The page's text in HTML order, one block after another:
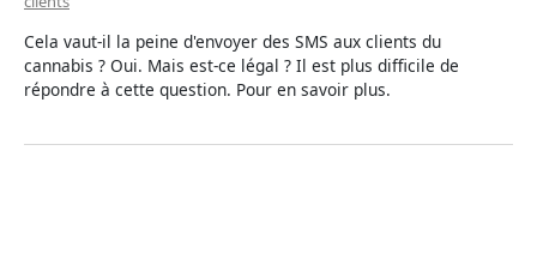
Cela vaut-il la peine d'envoyer des SMS aux clients du
cannabis ? Oui. Mais est-ce légal ? Il est plus difficile de
répondre à cette question. Pour en savoir plus.